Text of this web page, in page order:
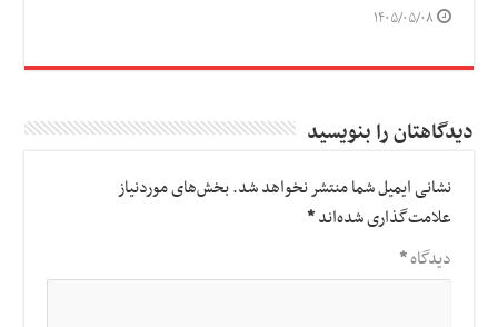
۱۴۰۵/۰۵/۰۸
دیدگاهتان را بنویسید
نشانی ایمیل شما منتشر نخواهد شد.بخش‌های موردنیاز
علامت‌گذاری شده‌اند*
دیدگاه*